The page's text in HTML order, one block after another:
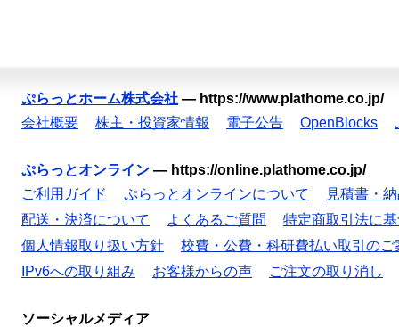
ぷらっとホーム株式会社 — https://www.plathome.co.jp/
会社概要
株主・投資家情報 電子公告 OpenBlocks
ぷらっとオンライン — https://online.plathome.co.jp/
ご利用ガイド
ぷらっとオンラインについて
見積書・
配送・決済について
よくあるご質問
特定商取引法に
個人情報取り扱い方針
校費・公費・科研費払い取引のご
IPv6への取り組み
お客様からの声 ご注文の取り消し
ソーシャルメディア